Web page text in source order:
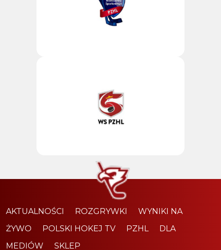
AKTUALNOŚCI ROZGRYWKI
WYNIKI NA
ŻYWO
POLSKI HOKEJ TV PZHL
DLA
MEDIÓW
SKLEP